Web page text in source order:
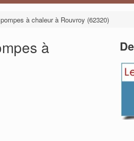
à chaleur à Rouvroy (62320)
à